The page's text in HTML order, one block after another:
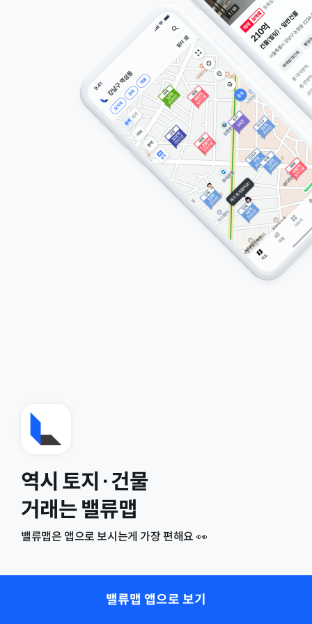
역시 토지·건물
거래는 밸류맵
밸류맵은 앱으로 보시는게 가장 편해요 👀
밸류맵 앱으로 보기